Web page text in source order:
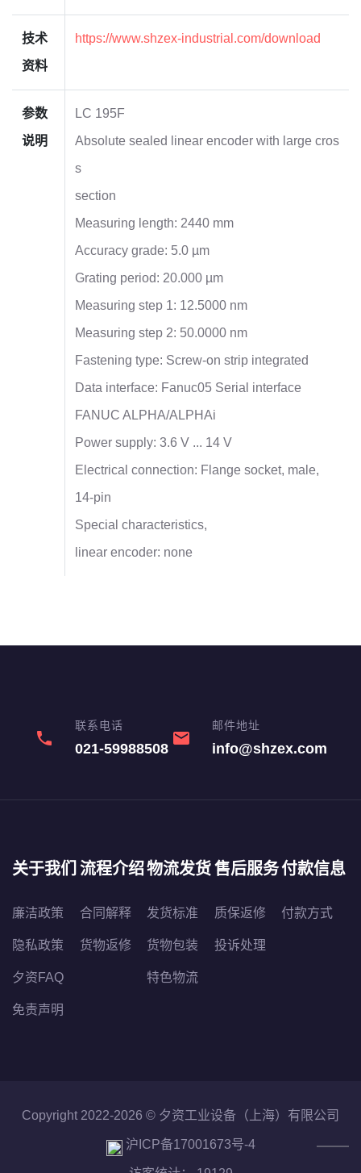
技术
资料
https://www.shzex-industrial.com/download
参数
说明
LC 195F
Absolute sealed linear encoder with large cros
s
section
Measuring length: 2440 mm
Accuracy grade: 5.0 µm
Grating period: 20.000 µm
Measuring step 1: 12.5000 nm
Measuring step 2: 50.0000 nm
Fastening type: Screw-on strip integrated
Data interface: Fanuc05 Serial interface
FANUC ALPHA/ALPHAi
Power supply: 3.6 V ... 14 V
Electrical connection: Flange socket, male,
14-pin
Special characteristics,
linear encoder: none
phone
联系电话
021-59988508
email
邮件地址
info@shzex.com
关于我们
廉洁政策
隐私政策
夕资FAQ
免责声明
流程介绍
合同解释
货物返修
物流发货
发货标准
货物包装
特色物流
售后服务
质保返修
投诉处理
付款信息
付款方式
Copyright 2022-2026 © 夕资工业设备（上海）有限公司
沪ICP备17001673号-4